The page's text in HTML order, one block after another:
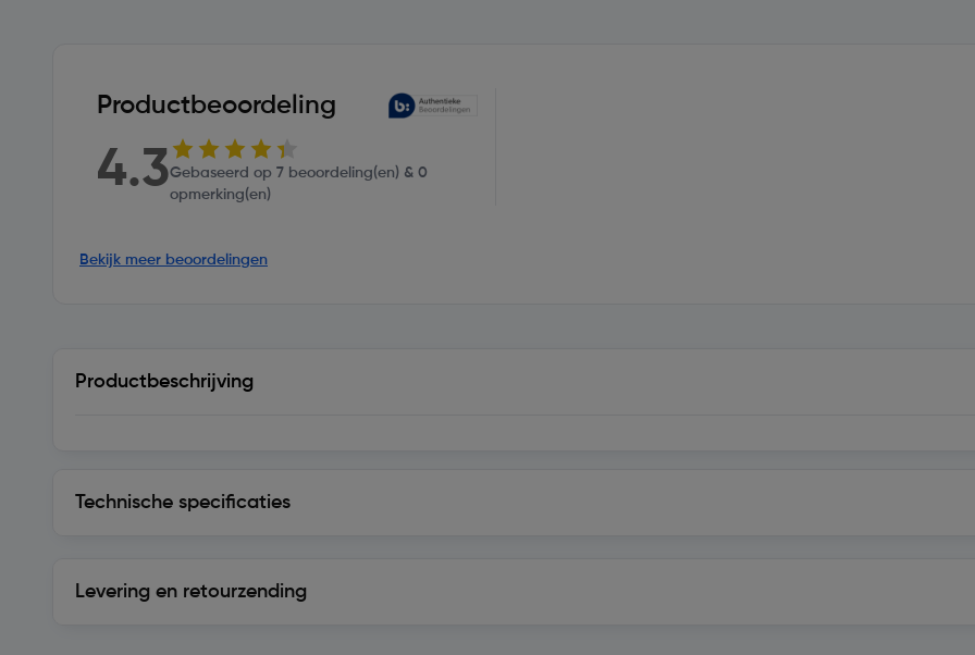
Productbeoordeling
4.3Gebaseerd op 7 beoordeling(en) & 0
opmerking(en)
Bekijk meer beoordelingen
Productbeschrijving
Technische specificaties
Levering en retourzending